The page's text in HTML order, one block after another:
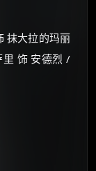
抹大拉的玛丽
里 饰 安德烈 /